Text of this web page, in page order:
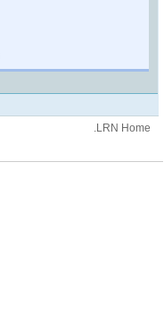
.LRN Home